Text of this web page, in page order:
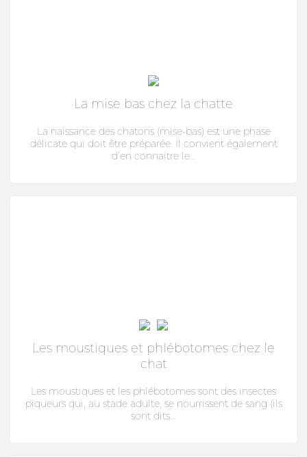
La mise bas chez la chatte
La naissance des chatons (mise-bas) est une phase
délicate qui doit être préparée. Il convient également
d’en connaitre le...
Les moustiques et phlébotomes chez le
chat
Les moustiques et les phlébotomes sont des insectes
piqueurs qui, au stade adulte, se nourrissent de sang (ils
sont dits...